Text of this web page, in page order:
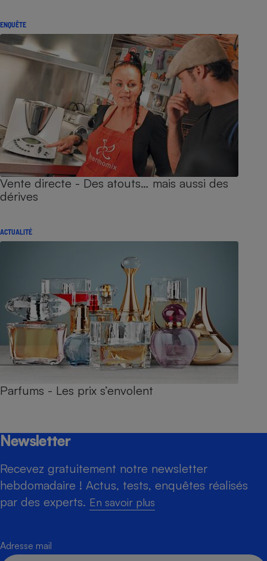
ENQUÊTE
Vente directe - Des atouts… mais aussi des
dérives
ACTUALITÉ
Parfums - Les prix s’envolent
Newsletter
Recevez gratuitement notre newsletter
hebdomadaire ! Actus, tests, enquêtes réalisés
par des experts. En savoir plus
Adresse mail